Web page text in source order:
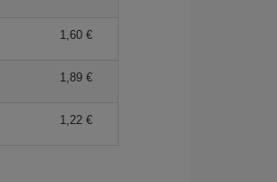
1,60 €
1,89 €
1,22 €